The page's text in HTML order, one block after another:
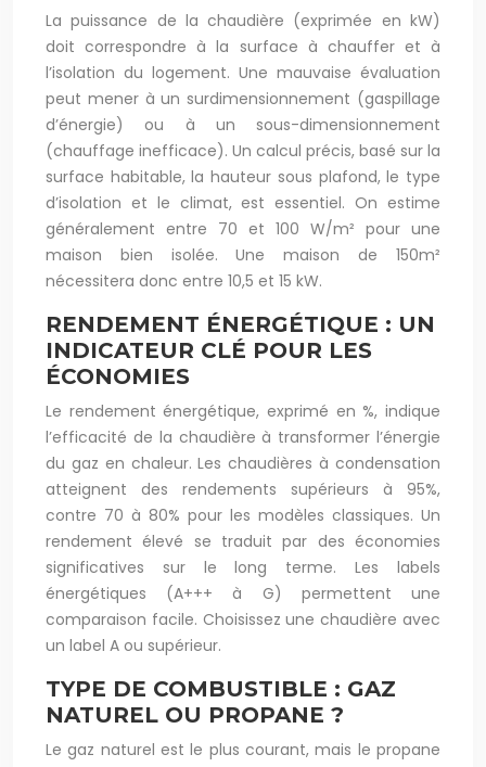
La puissance de la chaudière (exprimée en kW)
doit correspondre à la surface à chauffer et à
l’isolation du logement. Une mauvaise évaluation
peut mener à un surdimensionnement (gaspillage
d’énergie) ou à un sous-dimensionnement
(chauffage inefficace). Un calcul précis, basé sur la
surface habitable, la hauteur sous plafond, le type
d’isolation et le climat, est essentiel. On estime
généralement entre 70 et 100 W/m² pour une
maison bien isolée. Une maison de 150m²
nécessitera donc entre 10,5 et 15 kW.
RENDEMENT ÉNERGÉTIQUE : UN
INDICATEUR CLÉ POUR LES
ÉCONOMIES
Le rendement énergétique, exprimé en %, indique
l’efficacité de la chaudière à transformer l’énergie
du gaz en chaleur. Les chaudières à condensation
atteignent des rendements supérieurs à 95%,
contre 70 à 80% pour les modèles classiques. Un
rendement élevé se traduit par des économies
significatives sur le long terme. Les labels
énergétiques (A+++ à G) permettent une
comparaison facile. Choisissez une chaudière avec
un label A ou supérieur.
TYPE DE COMBUSTIBLE : GAZ
NATUREL OU PROPANE ?
Le gaz naturel est le plus courant, mais le propane